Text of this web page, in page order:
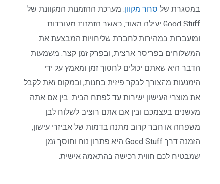
במסגרת שלסחר מקוון. מערכת ההזמנות המקוונת של
Good Stuff יעילה מאוד, כאשר הזמנות מעובדות
ומועברות במהירות לחברת שליחויות המבצעת את
המשלוחים בפריסה ארצית, ובפרק זמן קצר. משמעות
הדבר היא שאתם יכולים לחסוך זמן ומאמץ על ידי
הימנעות מהצורך לבקר פיזית בחנות, ובמקום זאת לקבל
את מוצרי העישון ישירות עד לפתח הבית. בין אם אתה
מעשנים בעצמכם ובין אם אתם רוצים לשלוח לבן
משפחה או חבר קרוב מתנה בדמות של אביזרי עישון,
הזמנה דרך Good Stuff היא פתרון נוח וחוסך זמן
שמבטיח לכם חווית רכישה בהתאמה אישית.